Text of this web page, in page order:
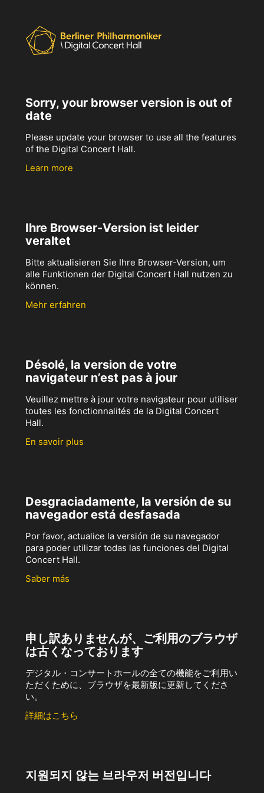
Sorry, your browser version is out of
date
Please update your browser to use all the features
of the Digital Concert Hall.
Learn more
Ihre Browser-Version ist leider
veraltet
Bitte aktualisieren Sie Ihre Browser-Version, um
alle Funktionen der Digital Concert Hall nutzen zu
können.
Mehr erfahren
Désolé, la version de votre
navigateur n’est pas à jour
Veuillez mettre à jour votre navigateur pour utiliser
toutes les fonctionnalités de la Digital Concert
Hall.
En savoir plus
Desgraciadamente, la versión de su
navegador está desfasada
Por favor, actualice la versión de su navegador
para poder utilizar todas las funciones del Digital
Concert Hall.
Saber más
申し訳ありませんが、ご利用のブラウザ
は古くなっております
デジタル・コンサートホールの全ての機能をご利用い
ただくために、ブラウザを最新版に更新してくださ
い。
詳細はこちら
지원되지 않는 브라우저 버전입니다